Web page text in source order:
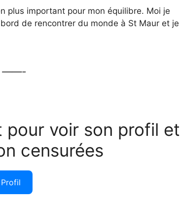
plus important pour mon équilibre. Moi je
de rencontrer du monde à St Maur et je
——-
voir son profil et
censurées